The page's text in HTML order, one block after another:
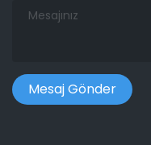
Mesajınız